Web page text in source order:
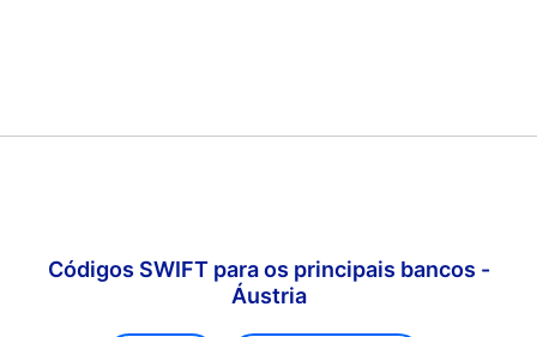
Códigos SWIFT para os principais bancos -
Áustria